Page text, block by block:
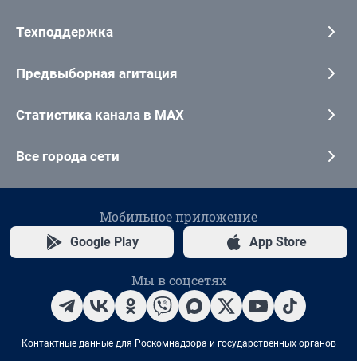
Техподдержка
Предвыборная агитация
Статистика канала в MAX
Все города сети
Мобильное приложение
Google Play App Store
Мы в соцсетях
Контактные данные для Роскомнадзора и государственных органов